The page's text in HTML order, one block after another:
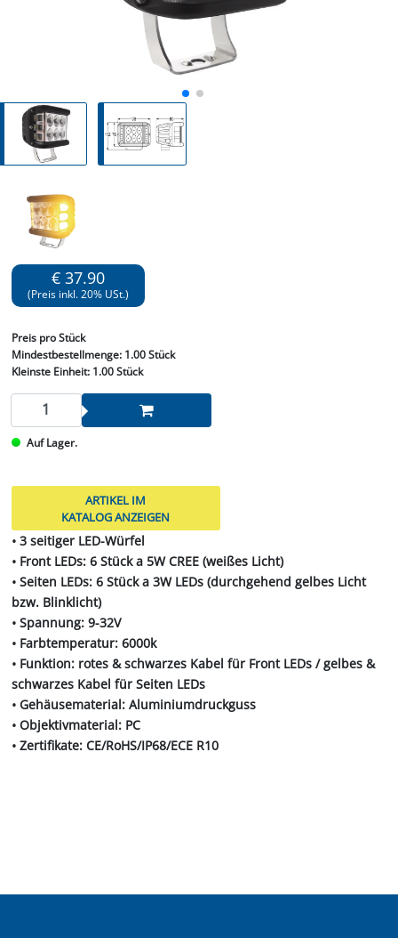
€ 37.90
(Preis inkl. 20% USt.)
Preis pro Stück
Mindestbestellmenge: 1.00 Stück
Kleinste Einheit:1.00 Stück
Auf Lager.
ARTIKEL IM
KATALOG ANZEIGEN
• 3 seitiger LED-Würfel
• Front LEDs: 6 Stück a 5W CREE (weißes Licht)
• Seiten LEDs: 6 Stück a 3W LEDs (durchgehend gelbes Licht
bzw. Blinklicht)
• Spannung: 9-32V
• Farbtemperatur: 6000k
• Funktion: rotes & schwarzes Kabel für Front LEDs / gelbes &
schwarzes Kabel für Seiten LEDs
• Gehäusematerial: Aluminiumdruckguss
• Objektivmaterial: PC
• Zertifikate: CE/RoHS/IP68/ECE R10